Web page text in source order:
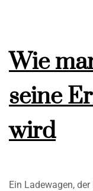
Wie
seine
wird
Ein Ladewagen,